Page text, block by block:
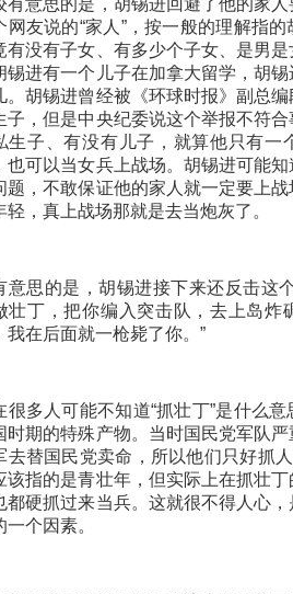
有意思的是，胡锡进回避了他的家
网友说的“家人”，按一般的理解指
有没有子女、有多少个子女、是男
锡进有一个儿子在加拿大留学，胡
。胡锡进曾经被《环球时报》副总
子，但是中央纪委说这个举报不符
生子、有没有儿子，就算他只有一
也可以当女兵上战场。胡锡进可能
题，不敢保证他的家人就一定要上
轻，真上战场那就是去当炮灰了。
意思的是，胡锡进接下来还反击这
壮丁，把你编入突击队，去上岛炸
我在后面就一枪毙了你。”
很多人可能不知道“抓壮丁”是什么
时期的特殊产物。当时国民党军队
去替国民党卖命，所以他们只好抓
该指的是青壮年，但实际上在抓壮
都硬抓过来当兵。这就很不得人心
一个因素。